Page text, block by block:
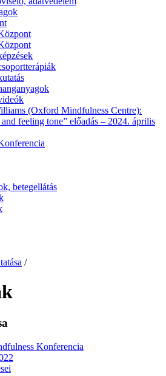
(Oxford Mindfulness Centre):
feeling tone” előadás – 2024. április
betegellátás
/
Konferencia